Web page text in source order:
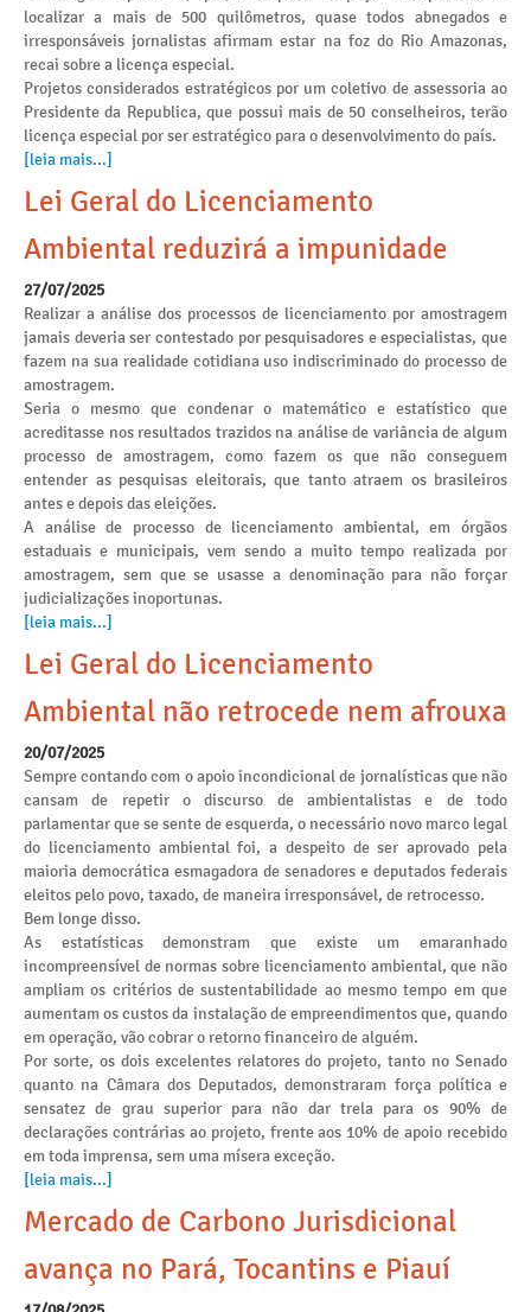
localizar a mais de 500 quilômetros, quase todos abnegados e
irresponsáveis jornalistas afirmam estar na foz do Rio Amazonas,
recai sobre a licença especial.
Projetos considerados estratégicos por um coletivo de assessoria ao
Presidente da Republica, que possui mais de 50 conselheiros, terão
licença especial por ser estratégico para o desenvolvimento do país.
[leia mais...]
Lei Geral do Licenciamento
Ambiental reduzirá a impunidade
27/07/2025
Realizar a análise dos processos de licenciamento por amostragem
jamais deveria ser contestado por pesquisadores e especialistas, que
fazem na sua realidade cotidiana uso indiscriminado do processo de
amostragem.
Seria o mesmo que condenar o matemático e estatístico que
acreditasse nos resultados trazidos na análise de variância de algum
processo de amostragem, como fazem os que não conseguem
entender as pesquisas eleitorais, que tanto atraem os brasileiros
antes e depois das eleições.
A análise de processo de licenciamento ambiental, em órgãos
estaduais e municipais, vem sendo a muito tempo realizada por
amostragem, sem que se usasse a denominação para não forçar
judicializações inoportunas.
[leia mais...]
Lei Geral do Licenciamento
Ambiental não retrocede nem afrouxa
20/07/2025
Sempre contando com o apoio incondicional de jornalísticas que não
cansam de repetir o discurso de ambientalistas e de todo
parlamentar que se sente de esquerda, o necessário novo marco legal
do licenciamento ambiental foi, a despeito de ser aprovado pela
maioria democrática esmagadora de senadores e deputados federais
eleitos pelo povo, taxado, de maneira irresponsável, de retrocesso.
Bem longe disso.
As estatísticas demonstram que existe um emaranhado
incompreensível de normas sobre licenciamento ambiental, que não
ampliam os critérios de sustentabilidade ao mesmo tempo em que
aumentam os custos da instalação de empreendimentos que, quando
em operação, vão cobrar o retorno financeiro de alguém.
Por sorte, os dois excelentes relatores do projeto, tanto no Senado
quanto na Câmara dos Deputados, demonstraram força política e
sensatez de grau superior para não dar trela para os 90% de
declarações contrárias ao projeto, frente aos 10% de apoio recebido
em toda imprensa, sem uma mísera exceção.
[leia mais...]
Mercado de Carbono Jurisdicional
avança no Pará, Tocantins e Piauí